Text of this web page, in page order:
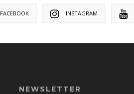
FACEBOOK INSTAGRAM
NEWSLETTER